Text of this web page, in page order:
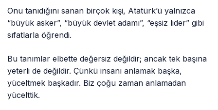
Onu tanıdığını sanan birçok kişi, Atatürk’ü yalnızca
“büyük asker”, “büyük devlet adamı”, “eşsiz lider” gibi
sıfatlarla öğrendi.
Bu tanımlar elbette değersiz değildir; ancak tek başına
yeterli de değildir. Çünkü insanı anlamak başka,
yüceltmek başkadır. Biz çoğu zaman anlamadan
yücelttik.